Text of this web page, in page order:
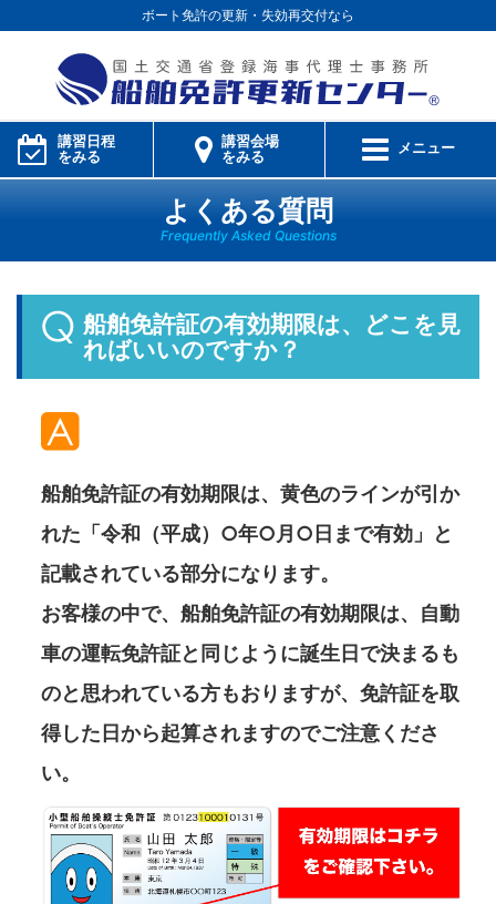
ボート免許の更新・失効再交付なら
講習日程
をみる
講習会場
をみる
メニュー
よくある質問
Frequently Asked Questions
船舶免許証の有効期限は、どこを見
ればいいのですか？
船舶免許証の有効期限は、黄色のラインが引か
れた「令和（平成）○年○月○日まで有効」と
記載されている部分になります。
お客様の中で、船舶免許証の有効期限は、自動
車の運転免許証と同じように誕生日で決まるも
のと思われている方もおりますが、免許証を取
得した日から起算されますのでご注意くださ
い。